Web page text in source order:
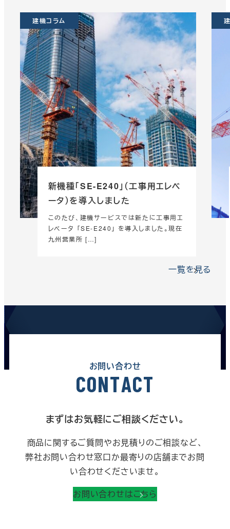
建機コラム
新機種「SE-E240」（工事用エレベ
ータ）を導入しました
このたび、建機サービスでは新たに工事用エ
レベータ 「SE-E240」 を導入しました。現在
九州営業所 […]
一覧を見る
お問い合わせ
CONTACT
まずはお気軽にご相談ください。
商品に関するご質問やお見積りのご相談など、
弊社お問い合わせ窓口か最寄りの店舗までお問
い合わせくださいませ。
お問い合わせはこちら